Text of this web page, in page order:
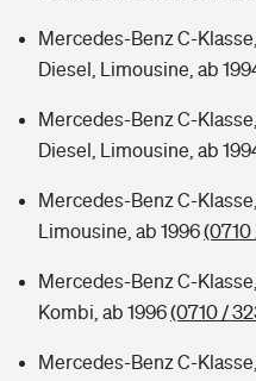
Mercedes-Benz C-
Diesel, Limousine, ab
Mercedes-Benz C-
Diesel, Limousine, ab
Mercedes-Benz C-
Limousine, ab 1996(0710
Mercedes-Benz C-
Kombi, ab 1996(0710 /
Mercedes-Benz C-